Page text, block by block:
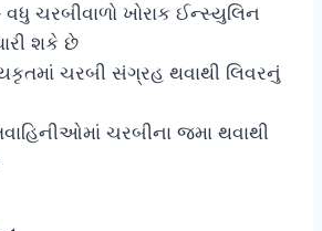
વધુ ચરબીવાળો ખોરાક ઈન્સ્યુલિન
શકે છે
ચરબી સંગ્રહ થવાથી લિવરનું
ચરબીના જમા થવાથી